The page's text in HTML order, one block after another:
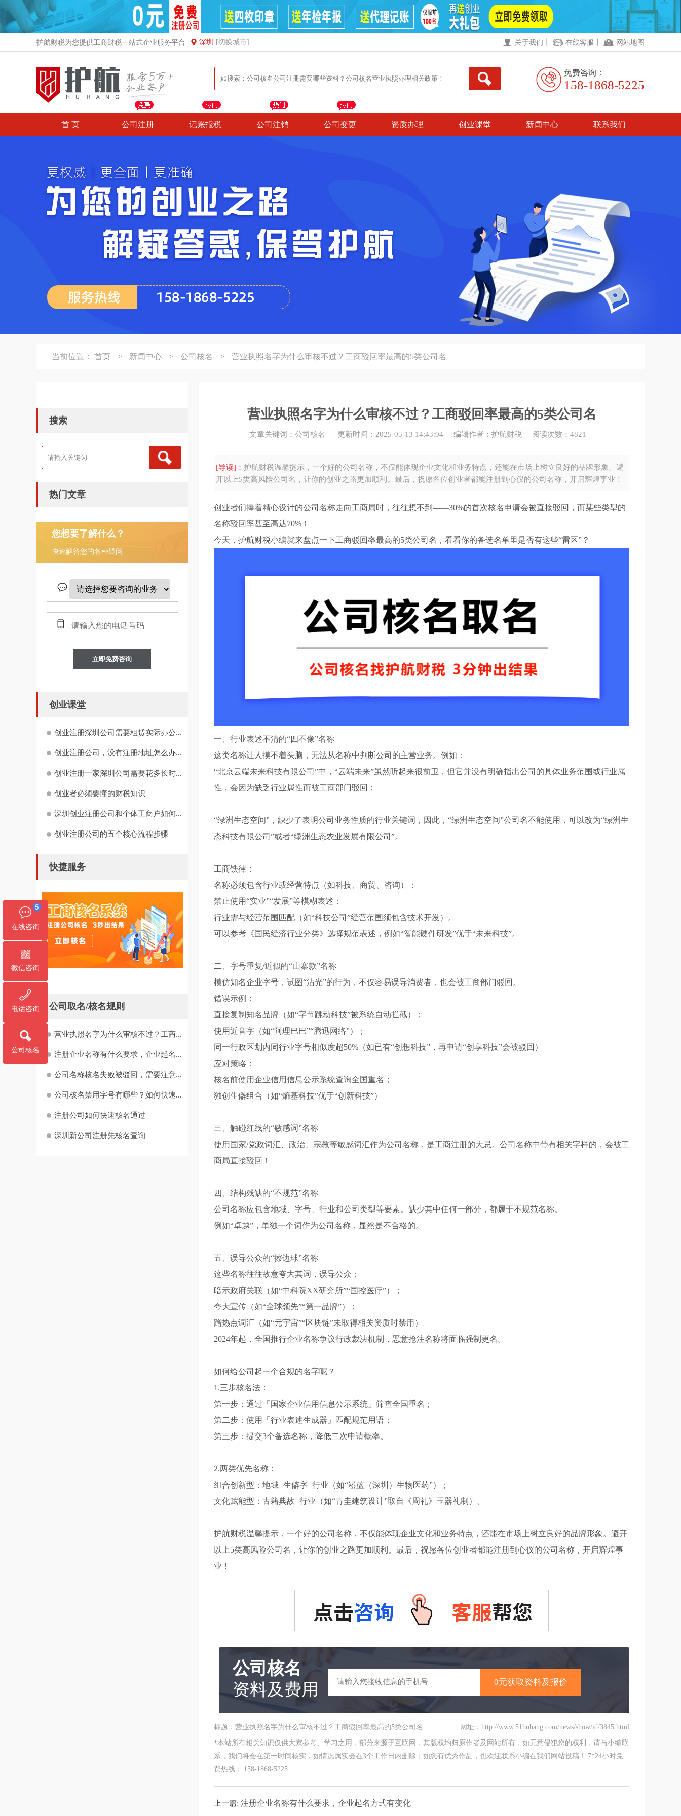
护航财税为您提供工商财税一站式企业服务平台 深圳 [切换城市] 关于我们 在线客服 网站地图
免费咨询：
158-1868-5225
首 页 公司注册 记账报税 公司注销 公司变更 资质办理 创业课堂 新闻中心 联系我们
当前位置： 首页 > 新闻中心 > 公司核名 > 营业执照名字为什么审核不过？工商驳回率最高的5类公司名
搜索
热门文章
您想要了解什么？
快速解答您的各种疑问
立即免费咨询
创业课堂
创业注册深圳公司需要租赁实际办公...
创业注册公司，没有注册地址怎么办...
创业注册一家深圳公司需要花多长时...
创业者必须要懂的财税知识
深圳创业注册公司和个体工商户如何...
创业注册公司的五个核心流程步骤
快捷服务
公司取名/核名规则
营业执照名字为什么审核不过？工商...
注册企业名称有什么要求，企业起名...
公司名称核名失败被驳回，需要注意...
公司核名禁用字号有哪些？如何快速...
注册公司如何快速核名通过
深圳新公司注册先核名查询
营业执照名字为什么审核不过？工商驳回率最高的5类公司名
文章关键词：公司核名 更新时间：2025-05-13 14:43:04 编辑作者：护航财税 阅读次数：4821
[导读]： 护航财税温馨提示，一个好的公司名称，不仅能体现企业文化和业务特点，还能在市场上树立良好的品牌形象。避
开以上5类高风险公司名，让你的创业之路更加顺利。最后，祝愿各位创业者都能注册到心仪的公司名称，开启辉煌事业！
创业者们捧着精心设计的公司名称走向工商局时，往往想不到——30%的首次核名申请会被直接驳回，而某些类型的
名称驳回率甚至高达70%！
今天，护航财税小编就来盘点一下工商驳回率最高的5类公司名，看看你的备选名单里是否有这些“雷区”？
一、行业表述不清的“四不像”名称
这类名称让人摸不着头脑，无法从名称中判断公司的主营业务。例如：
“北京云端未来科技有限公司”中，“云端未来”虽然听起来很前卫，但它并没有明确指出公司的具体业务范围或行业属
性，会因为缺乏行业属性而被工商部门驳回；
“绿洲生态空间”，缺少了表明公司业务性质的行业关键词，因此，“绿洲生态空间”公司名不能使用，可以改为“绿洲生
态科技有限公司”或者“绿洲生态农业发展有限公司”。
工商铁律：
名称必须包含行业或经营特点（如科技、商贸、咨询）；
禁止使用“实业”“发展”等模糊表述；
行业需与经营范围匹配（如“科技公司”经营范围须包含技术开发）。
可以参考《国民经济行业分类》选择规范表述，例如“智能硬件研发”优于“未来科技”。
二、字号重复/近似的“山寨款”名称
模仿知名企业字号，试图“沾光”的行为，不仅容易误导消费者，也会被工商部门驳回。
错误示例：
直接复制知名品牌（如“字节跳动科技”被系统自动拦截）；
使用近音字（如“阿理巴巴”“腾迅网络”）；
同一行政区划内同行业字号相似度超50%（如已有“创想科技”，再申请“创享科技”会被驳回）
应对策略：
核名前使用企业信用信息公示系统查询全国重名；
独创生僻组合（如“熵基科技”优于“创新科技”）
三、触碰红线的“敏感词”名称
使用国家/党政词汇、政治、宗教等敏感词汇作为公司名称，是工商注册的大忌。公司名称中带有相关字样的，会被工
商局直接驳回！
四、结构残缺的“不规范”名称
公司名称应包含地域、字号、行业和公司类型等要素。缺少其中任何一部分，都属于不规范名称。
例如“卓越”，单独一个词作为公司名称，显然是不合格的。
五、误导公众的“擦边球”名称
这些名称往往故意夸大其词，误导公众：
暗示政府关联（如“中科院XX研究所”“国控医疗”）；
夸大宣传（如“全球领先”“第一品牌”）；
蹭热点词汇（如“元宇宙”“区块链”未取得相关资质时禁用）
2024年起，全国推行企业名称争议行政裁决机制，恶意抢注名称将面临强制更名。
如何给公司起一个合规的名字呢？
1.三步核名法：
第一步：通过「国家企业信用信息公示系统」筛查全国重名；
第二步：使用「行业表述生成器」匹配规范用语；
第三步：提交3个备选名称，降低二次申请概率。
2.两类优先名称：
组合创新型：地域+生僻字+行业（如“崧蓝（深圳）生物医药”）；
文化赋能型：古籍典故+行业（如“青圭建筑设计”取自《周礼》玉器礼制）。
护航财税温馨提示，一个好的公司名称，不仅能体现企业文化和业务特点，还能在市场上树立良好的品牌形象。避开
以上5类高风险公司名，让你的创业之路更加顺利。最后，祝愿各位创业者都能注册到心仪的公司名称，开启辉煌事
业！
公司核名
资料及费用
标题：营业执照名字为什么审核不过？工商驳回率最高的5类公司名 网址：http://www.51huhang.com/news/show/id/3845.html
*本站所有相关知识仅供大家参考、学习之用，部分来源于互联网，其版权均归原作者及网站所有，如无意侵犯您的权利，请与小编联
系，我们将会在第一时间核实，如情况属实会在3个工作日内删除；如您有优秀作品，也欢迎联系小编在我们网站投稿！ 7*24小时免
费热线： 158-1868-5225
上一篇: 注册企业名称有什么要求，企业起名方式有变化
在线咨询
微信咨询
电话咨询
公司核名